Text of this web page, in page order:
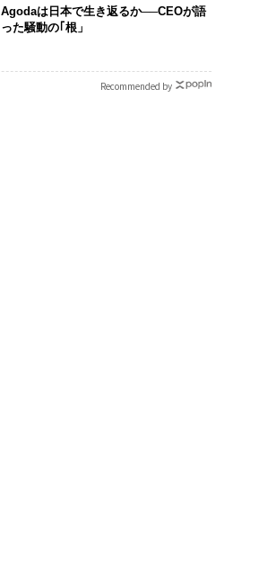
Agodaは日本で生き返るか──CEOが語
った騒動の｢根」
Recommended by